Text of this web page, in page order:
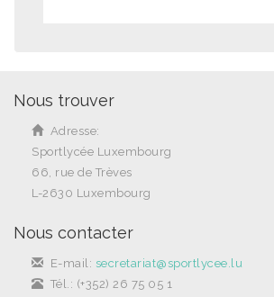
Nous trouver
Adresse:
Sportlycée Luxembourg
66, rue de Trèves
L-2630 Luxembourg
Nous contacter
E-mail: secretariat@sportlycee.lu
Tél.: (+352) 26 75 05 1